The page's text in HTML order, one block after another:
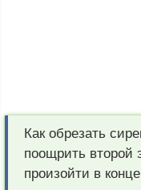
Как обрезать
поощрить второй
произойти в